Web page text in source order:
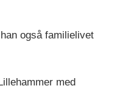
også familielivet
med